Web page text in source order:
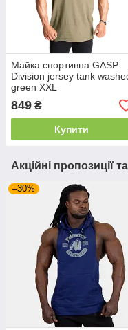
Майка спортивна GASP
Division jersey tank
green XXL
849 ₴
Купити
Акційні пропозиції
–30%